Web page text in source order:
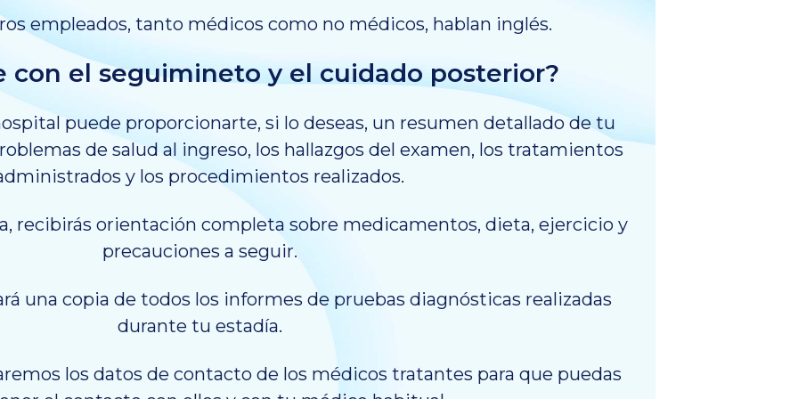
empleados, tanto médicos como no médicos, hablan inglés.
con el seguimineto y el cuidado posterior?
puede proporcionarte, si lo deseas, un resumen detallado de tu
de salud al ingreso, los hallazgos del examen, los tratamientos
y los procedimientos realizados.
recibirás orientación completa sobre medicamentos, dieta, ejercicio y
precauciones a seguir.
una copia de todos los informes de pruebas diagnósticas realizadas
durante tu estadía.
los datos de contacto de los médicos tratantes para que puedas